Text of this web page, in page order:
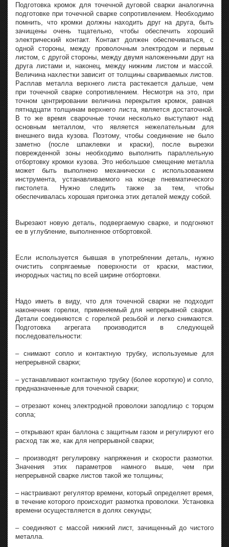
Подготовка кромок для точечной дуговой сварки аналогична
подготовке при точечной сварке сопротивлением. Необходимо
помнить, что кромки должны находить друг на друга, быть
зачищены очень тщательно, чтобы обеспечить хороший
электрический контакт. Контакт должен обеспечиваться, с
одной стороны, между проволочным электродом и первым
листом, с другой стороны, между двумя наложенными друг на
друга листами и, наконец, между нижним листом и массой.
Величина нахлестки зависит от толщины свариваемых листов.
Расплав металла верхнего листа растекается дальше, чем
при точечной сварке сопротивлением. Несмотря на это, при
точном центрировании величина перекрытия кромок, равная
пятнадцати толщинам верхнего листа, является достаточной.
В то же время сварочные точки несколько выступают над
основным металлом, что является нежелательным для
внешнего вида кузова. Поэтому, чтобы соединение не было
заметно (после шпаклевки и краски), после вырезки
поврежденной зоны необходимо выполнить параллельную
отбортовку кромки кузова. Это небольшое смещение металла
может быть выполнено механически с использованием
инструмента, устанавливаемого на конце пневматического
пистолета. Нужно следить также за тем, чтобы
обеспечивалась хорошая пригонка этих деталей между собой.
Вырезают новую деталь, подвергаемую сварке, и подгоняют
ее в углубление, выполненное отбортовкой.
Если используется бывшая в употреблении деталь, нужно
очистить сопрягаемые поверхности от краски, мастики,
инородных частиц по всей ширине отбортовки.
Надо иметь в виду, что для точечной сварки не подходит
наконечник горелки, применяемый для непрерывной сварки.
Детали соединяются с горелкой резьбой и легко снимаются.
Подготовка агрегата производится в следующей
последовательности:
– снимают сопло и контактную трубку, используемые для
непрерывной сварки;
– устанавливают контактную трубку (более короткую) и сопло,
предназначенные для точечной сварки;
– отрезают конец электродной проволоки заподлицо с торцом
сопла;
– открывают кран баллона с защитным газом и регулируют его
расход так же, как для непрерывной сварки;
– производят регулировку напряжения и скорости размотки.
Значения этих параметров намного выше, чем при
непрерывной сварке листов такой же толщины;
– настраивают регулятор времени, который определяет время,
в течение которого происходит размотка проволоки. Установка
времени осуществляется в долях секунды;
– соединяют с массой нижний лист, зачищенный до чистого
металла.